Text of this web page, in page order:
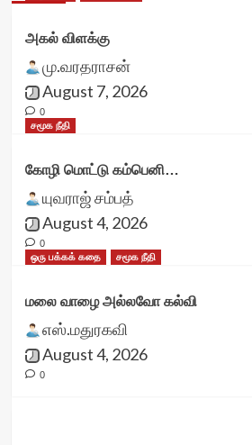
அகல் விளக்கு
மு.வரதராசன்
August 7, 2026
0
சமூக நீதி
கோழி மொட்டு கம்பெனி…
யுவராஜ் சம்பத்
August 4, 2026
0
ஒரு பக்கக் கதை
சமூக நீதி
மலை வாழை அல்லவோ கல்வி
எஸ்.மதுரகவி
August 4, 2026
0